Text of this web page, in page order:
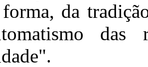
da